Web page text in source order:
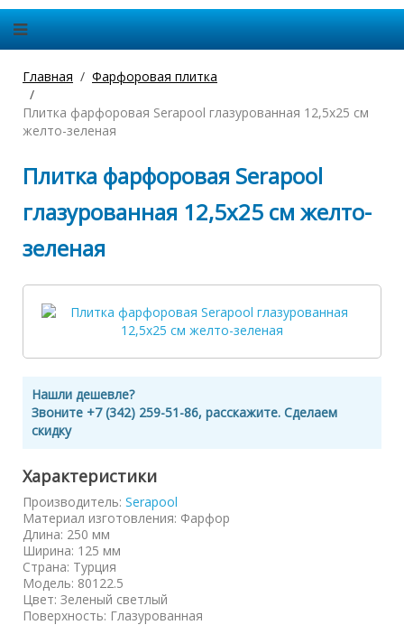
Главная Фарфоровая плитка
Плитка фарфоровая Serapool глазурованная 12,5x25 см
желто-зеленая
Плитка фарфоровая Serapool
глазурованная 12,5x25 см желто-
зеленая
Нашли дешевле?
Звоните +7 (342) 259-51-86, расскажите. Сделаем
скидку
Характеристики
Производитель: Serapool
Материал изготовления: Фарфор
Длина: 250 мм
Ширина: 125 мм
Страна: Турция
Модель: 80122.5
Цвет: Зеленый светлый
Поверхность: Глазурованная